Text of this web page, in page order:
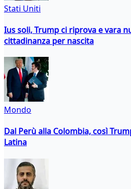
Stati Uniti
Ius soli, Trump ci riprova e vara
cittadinanza per nascita
Mondo
Dal Perù alla Colombia, così
Latina